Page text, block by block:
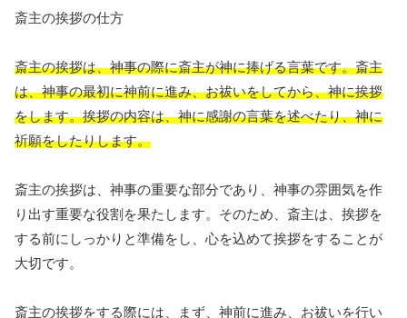
斎主の挨拶の仕方
斎主の挨拶は、神事の際に斎主が神に捧げる言葉です。斎主
は、神事の最初に神前に進み、お祓いをしてから、神に挨拶
をします。挨拶の内容は、神に感謝の言葉を述べたり、神に
祈願をしたりします。
斎主の挨拶は、神事の重要な部分であり、神事の雰囲気を作
り出す重要な役割を果たします。そのため、斎主は、挨拶を
する前にしっかりと準備をし、心を込めて挨拶をすることが
大切です。
斎主の挨拶をする際には、まず、神前に進み、お祓いを行い